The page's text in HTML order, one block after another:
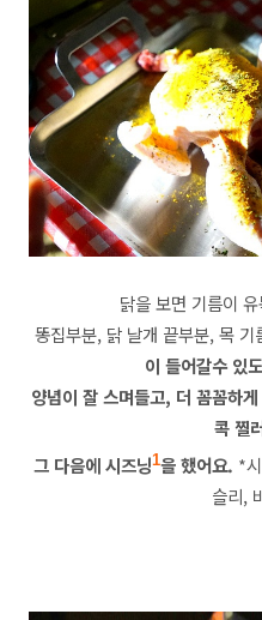
닭을 보면 기름이
똥집부분, 닭 날개 끝부분, 목
이 들어갈수 있
양념이 잘 스며들고, 더 꼼꼼하
콕 찔
그 다음에시즈닝1을 했어요. *
슬리,